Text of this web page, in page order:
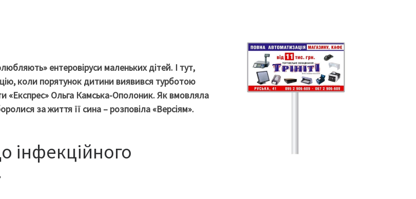
ентеровіруси маленьких дітей. І тут,
коли порятунок дитини виявився турботою
«Експрес» Ольга Камська-Ополоник. Як вмовляла
за життя її сина – розповіла «Версіям».
інфекційного